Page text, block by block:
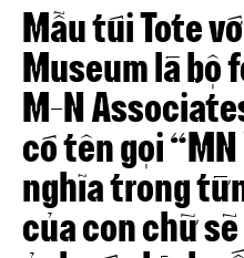
Mẫu túi Tote
Museum là bộ
M-N
có tên gọi
nghĩa trong
của con chữ